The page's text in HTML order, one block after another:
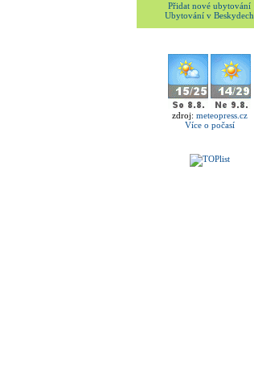
Přidat nové ubytování
Ubytování v Beskydech
zdroj: meteopress.cz
Více o počasí